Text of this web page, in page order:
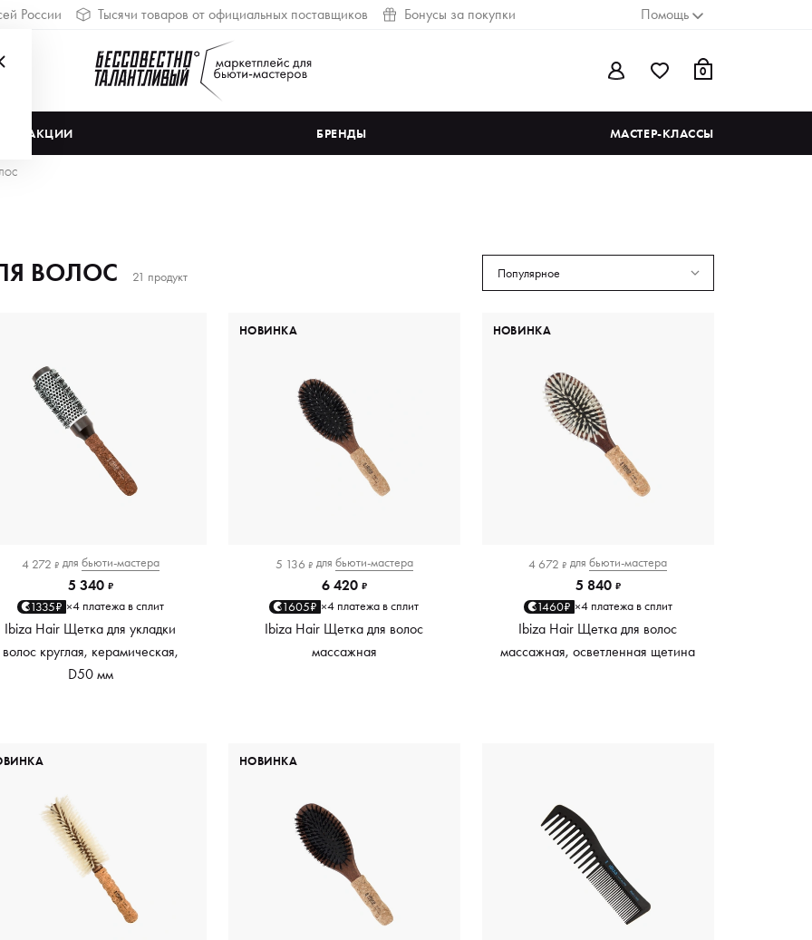
России Тысячи товаров от официальных поставщиков Бонусы за покупки Помощь
0
АКЦИИ БРЕНДЫ МАСТЕР-КЛАССЫ
ВОЛОС 21 продукт Популярное
4 272 ₽ для бьюти-мастера
5 340 ₽
1335₽ ×4 платежа в сплит
Ibiza Hair Щетка для укладки
волос круглая, керамическая,
D50 мм
5 136 ₽ для бьюти-мастера
6 420 ₽
1605₽ ×4 платежа в сплит
Ibiza Hair Щетка для волос
массажная
НОВИНКА
4 672 ₽ для бьюти-мастера
5 840 ₽
1460₽ ×4 платежа в сплит
Ibiza Hair Щетка для волос
массажная, осветленная щетина
НОВИНКА
НОВИНКА